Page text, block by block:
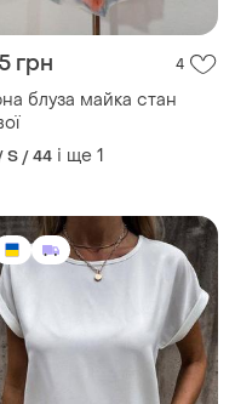
грн 4
блуза майка стан
S / 44 і ще 1